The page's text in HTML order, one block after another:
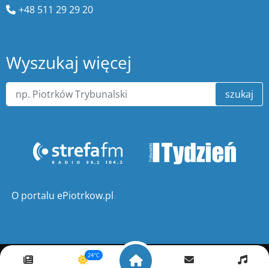
+48 511 29 29 20
Wyszukaj więcej
szukaj
O portalu ePiotrkow.pl
24°C